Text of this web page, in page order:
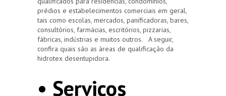
prédios e estabelecimentos comerciais em geral,
tais como escolas, mercados, panificadoras, bares,
consultórios, farmácias, escritórios, pizzarias,
fábricas, indústrias e muitos outros. A seguir,
confira quais são as áreas de qualificação da
hidrotex desentupidora.
• Serviços